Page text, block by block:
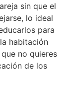
sin que el
lo ideal
para
habitación
no quieres
de los